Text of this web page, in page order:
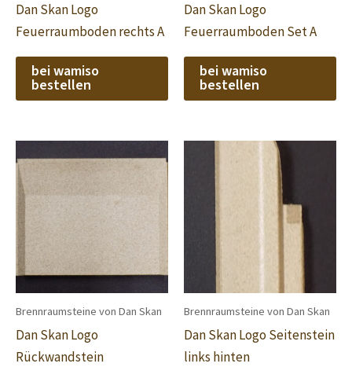
Dan Skan Logo
Feuerraumboden rechts A
bei wamiso
bestellen
Dan Skan Logo
Feuerraumboden Set A
bei wamiso
bestellen
Brennraumsteine von Dan Skan
Dan Skan Logo
Rückwandstein
Brennraumsteine von Dan Skan
Dan Skan Logo Seitenstein
links hinten